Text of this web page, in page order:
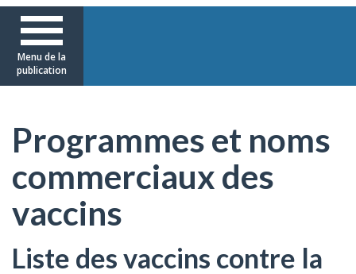
la
santé
Menu de la
publication
Programmes et noms
commerciaux des
vaccins
Liste des vaccins contre la